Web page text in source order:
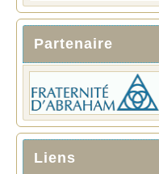
Partenaire
Liens